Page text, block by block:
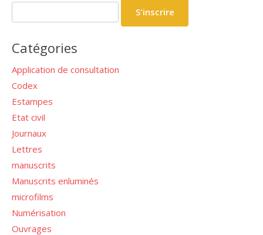
Catégories
Application de consultation
Codex
Estampes
Etat civil
Journaux
Lettres
manuscrits
Manuscrits enluminés
microfilms
Numérisation
Ouvrages